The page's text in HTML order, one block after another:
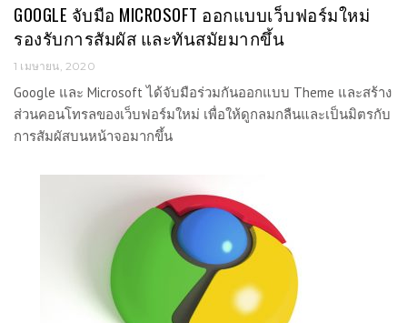
GOOGLE จับมือ MICROSOFT ออกแบบเว็บฟอร์มใหม่
รองรับการสัมผัส และทันสมัยมากขึ้น
1 เมษายน, 2020
Google และ Microsoft ได้จับมือร่วมกันออกแบบ Theme และสร้าง
ส่วนคอนโทรลของเว็บฟอร์มใหม่ เพื่อให้ดูกลมกลืนและเป็นมิตรกับ
การสัมผัสบนหน้าจอมากขึ้น